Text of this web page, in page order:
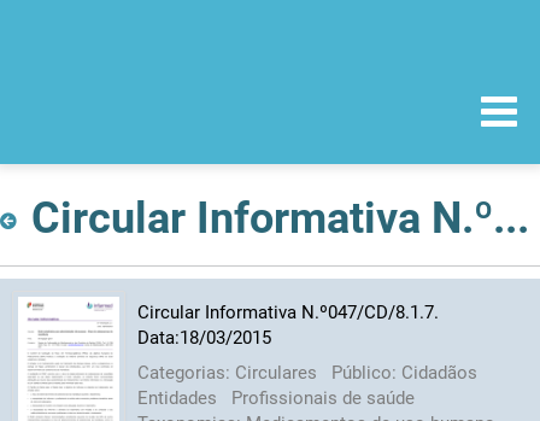
Circular Informativa N.º047/CD/8.1.7. Data:18/03/2015
Circular Informativa N.º047/CD/8.1.7.
Data:18/03/2015
Categorias: Circulares Público: Cidadãos
Entidades
Profissionais de saúde